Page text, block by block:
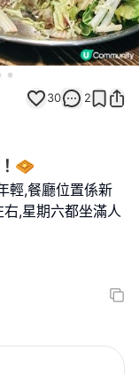
30 2
🧇
輕,餐廳位置係新
,星期六都坐滿人